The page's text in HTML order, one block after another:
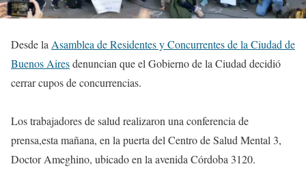
Desde la Asamblea de Residentes y Concurrentes de la Ciudad de
Buenos Airesdenuncian que el Gobierno de la Ciudad decidió
cerrar cupos de concurrencias.
Los trabajadores de salud realizaron una conferencia de
prensa,esta mañana, en la puerta del Centro de Salud Mental 3,
Doctor Ameghino, ubicado en la avenida Córdoba 3120.